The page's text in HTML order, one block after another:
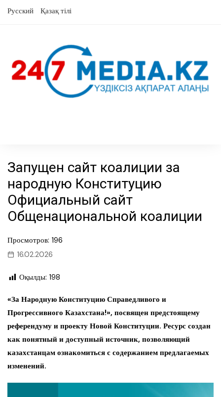
Русский Қазақ тілі
Запущен сайт коалиции за
народную Конституцию
Официальный сайт
Общенациональной коалиции
Просмотров: 196
16.02.2026
Оқылды: 198
«За Народную Конституцию Справедливого и
Прогрессивного Казахстана!», посвящен предстоящему
референдуму и проекту Новой Конституции. Ресурс создан
как понятный и доступный источник, позволяющий
казахстанцам ознакомиться с содержанием предлагаемых
изменений.